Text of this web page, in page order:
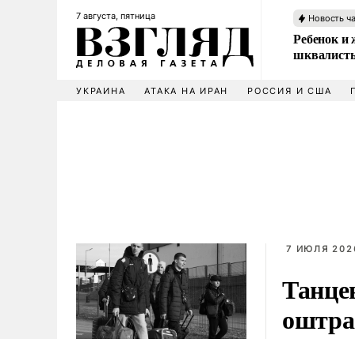
7 августа, пятница Новость
Ребенок и
УКРАИНА АТАКА НА ИРАН РОССИЯ И США
7 ИЮЛЯ